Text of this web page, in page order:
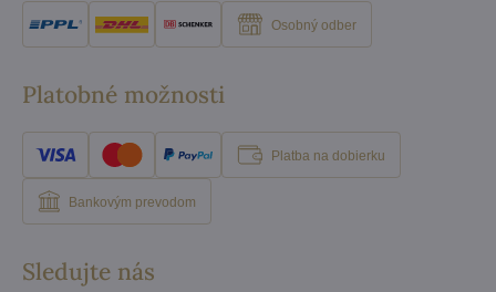
Osobný odber
Platobné možnosti
Platba na dobierku
Bankovým prevodom
Sledujte nás